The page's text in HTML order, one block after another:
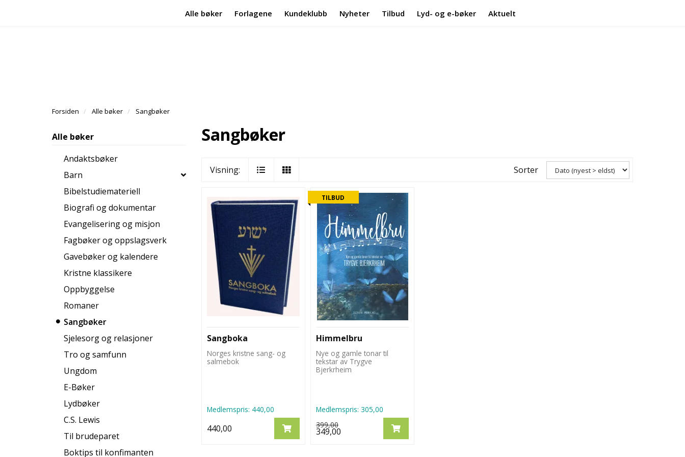
Alle bøker Forlagene Kundeklubb Nyheter Tilbud Lyd- og e-bøker Aktuelt
Forsiden Alle bøker Sangbøker
Alle bøker
Andaktsbøker
Barn
Bibelstudiemateriell
Biografi og dokumentar
Evangelisering og misjon
Fagbøker og oppslagsverk
Gavebøker og kalendere
Kristne klassikere
Oppbyggelse
Romaner
Sangbøker
Sjelesorg og relasjoner
Tro og samfunn
Ungdom
E-Bøker
Lydbøker
C.S. Lewis
Til brudeparet
Boktips til konfimanten
Sangbøker
Visning: Sorter
Sangboka
Norges kristne sang- og
salmebok
Medlemspris: 440,00
440,00
TILBUD
Himmelbru
Nye og gamle tonar til
tekstar av Trygve
Bjerkrheim
Medlemspris: 305,00
399,00
349,00